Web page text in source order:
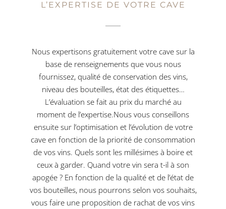
L’EXPERTISE DE VOTRE CAVE
Nous expertisons gratuitement votre cave sur la
base de renseignements que vous nous
fournissez, qualité de conservation des vins,
niveau des bouteilles, état des étiquettes…
L’évaluation se fait au prix du marché au
moment de l’expertise.Nous vous conseillons
ensuite sur l’optimisation et l’évolution de votre
cave en fonction de la priorité de consommation
de vos vins. Quels sont les millésimes à boire et
ceux à garder. Quand votre vin sera t-il à son
apogée ? En fonction de la qualité et de l’état de
vos bouteilles, nous pourrons selon vos souhaits,
vous faire une proposition de rachat de vos vins